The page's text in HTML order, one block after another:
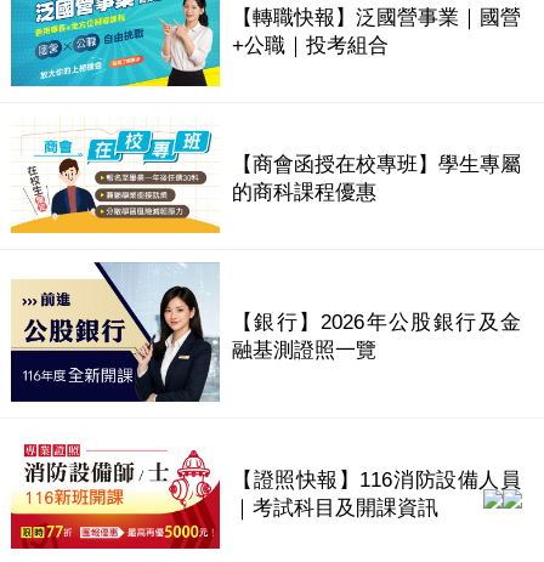
【轉職快報】泛國營事業｜國營
+公職｜投考組合
【商會函授在校專班】學生專屬
的商科課程優惠
【銀行】2026年公股銀行及金
融基測證照一覽
【證照快報】116消防設備人員
｜考試科目及開課資訊